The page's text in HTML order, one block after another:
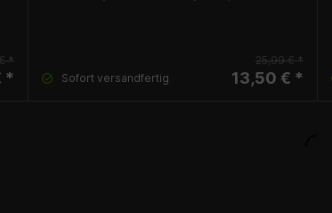
*
* Sofort versandfertig
25,99 € *
13,50 € *